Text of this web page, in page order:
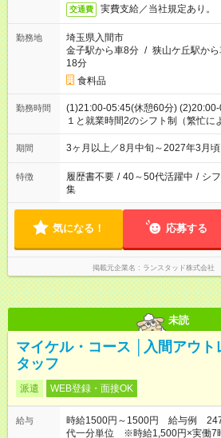
交通費 実費支給／当社規定あり。
勤務地
埼玉県入間市
金子駅から車8分 / 狭山ケ丘駅か
18分
食料品
勤務時間
(1)21:00-05:45(休憩60分)
１と就業時間2のシフト制（繁忙に
期間 3ヶ月以上／8月中旬～2027年3月
特徴 履歴書不要 / 40～50代活躍中 / シ
集
気になる！ 応募する
掲載元企業名 ランスタッド株式会社
未読
マイケル・コース │入間アウト
タッフ
派遣 WEB登録・面接OK
給与
時給1500円～1500円 給与例
代一分単位 ※時給1,500円×実働7